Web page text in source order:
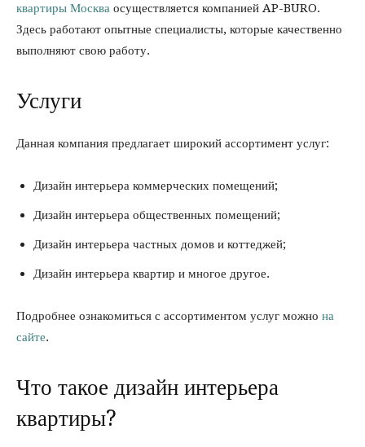
квартиры Москва осуществляется компанией AP-BURO.
Здесь работают опытные специалисты, которые качественно
выполняют свою работу.
Услуги
Данная компания предлагает широкий ассортимент услуг:
Дизайн интерьера коммерческих помещений;
Дизайн интерьера общественных помещений;
Дизайн интерьера частных домов и коттеджей;
Дизайн интерьера квартир и многое другое.
Подробнее ознакомиться с ассортиментом услуг можно на
сайте.
Что такое дизайн интерьера
квартиры?